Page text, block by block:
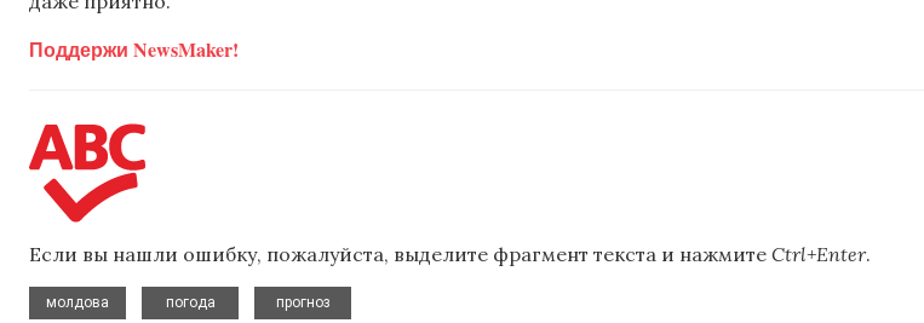
Поддержи NewsMaker!
Если вы нашли ошибку, пожалуйста, выделите фрагмент текста и нажмите Ctrl+Enter.
молдова
погода
прогноз